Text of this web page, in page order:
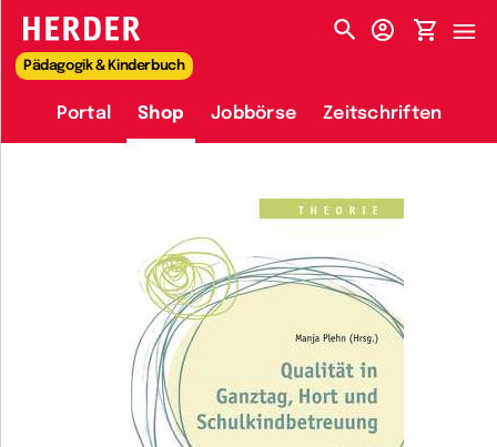
HERDER-MENÜ
Pädagogik & Kinderbuch
Portal Shop Jobbörse Zeitschriften